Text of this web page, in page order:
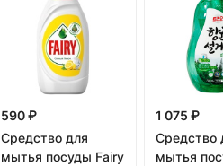
590 ₽
Средство для
мытья посуды Fairy
1 075 ₽
Средство
мытья